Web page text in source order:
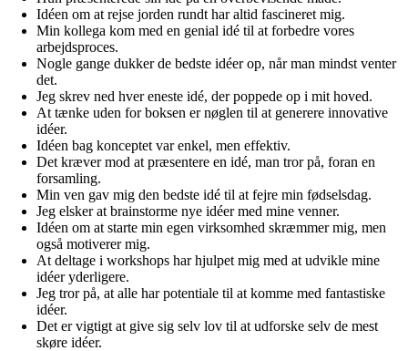
Idéen om at rejse jorden rundt har altid fascineret mig.
Min kollega kom med en genial idé til at forbedre vores
arbejdsproces.
Nogle gange dukker de bedste idéer op, når man mindst venter
det.
Jeg skrev ned hver eneste idé, der poppede op i mit hoved.
At tænke uden for boksen er nøglen til at generere innovative
idéer.
Idéen bag konceptet var enkel, men effektiv.
Det kræver mod at præsentere en idé, man tror på, foran en
forsamling.
Min ven gav mig den bedste idé til at fejre min fødselsdag.
Jeg elsker at brainstorme nye idéer med mine venner.
Idéen om at starte min egen virksomhed skræmmer mig, men
også motiverer mig.
At deltage i workshops har hjulpet mig med at udvikle mine
idéer yderligere.
Jeg tror på, at alle har potentiale til at komme med fantastiske
idéer.
Det er vigtigt at give sig selv lov til at udforske selv de mest
skøre idéer.